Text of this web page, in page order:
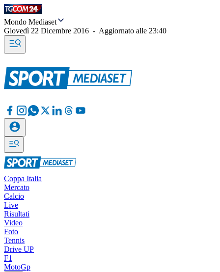
Mondo Mediaset
Giovedì 22 Dicembre 2016 - Aggiornato alle 23:40
Coppa Italia
Mercato
Calcio
Live
Risultati
Video
Foto
Tennis
Drive UP
F1
MotoGp